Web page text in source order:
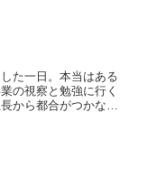
のは初...
た一日。本当はある
の視察と勉強に行く
から都合がつかない
ました。...